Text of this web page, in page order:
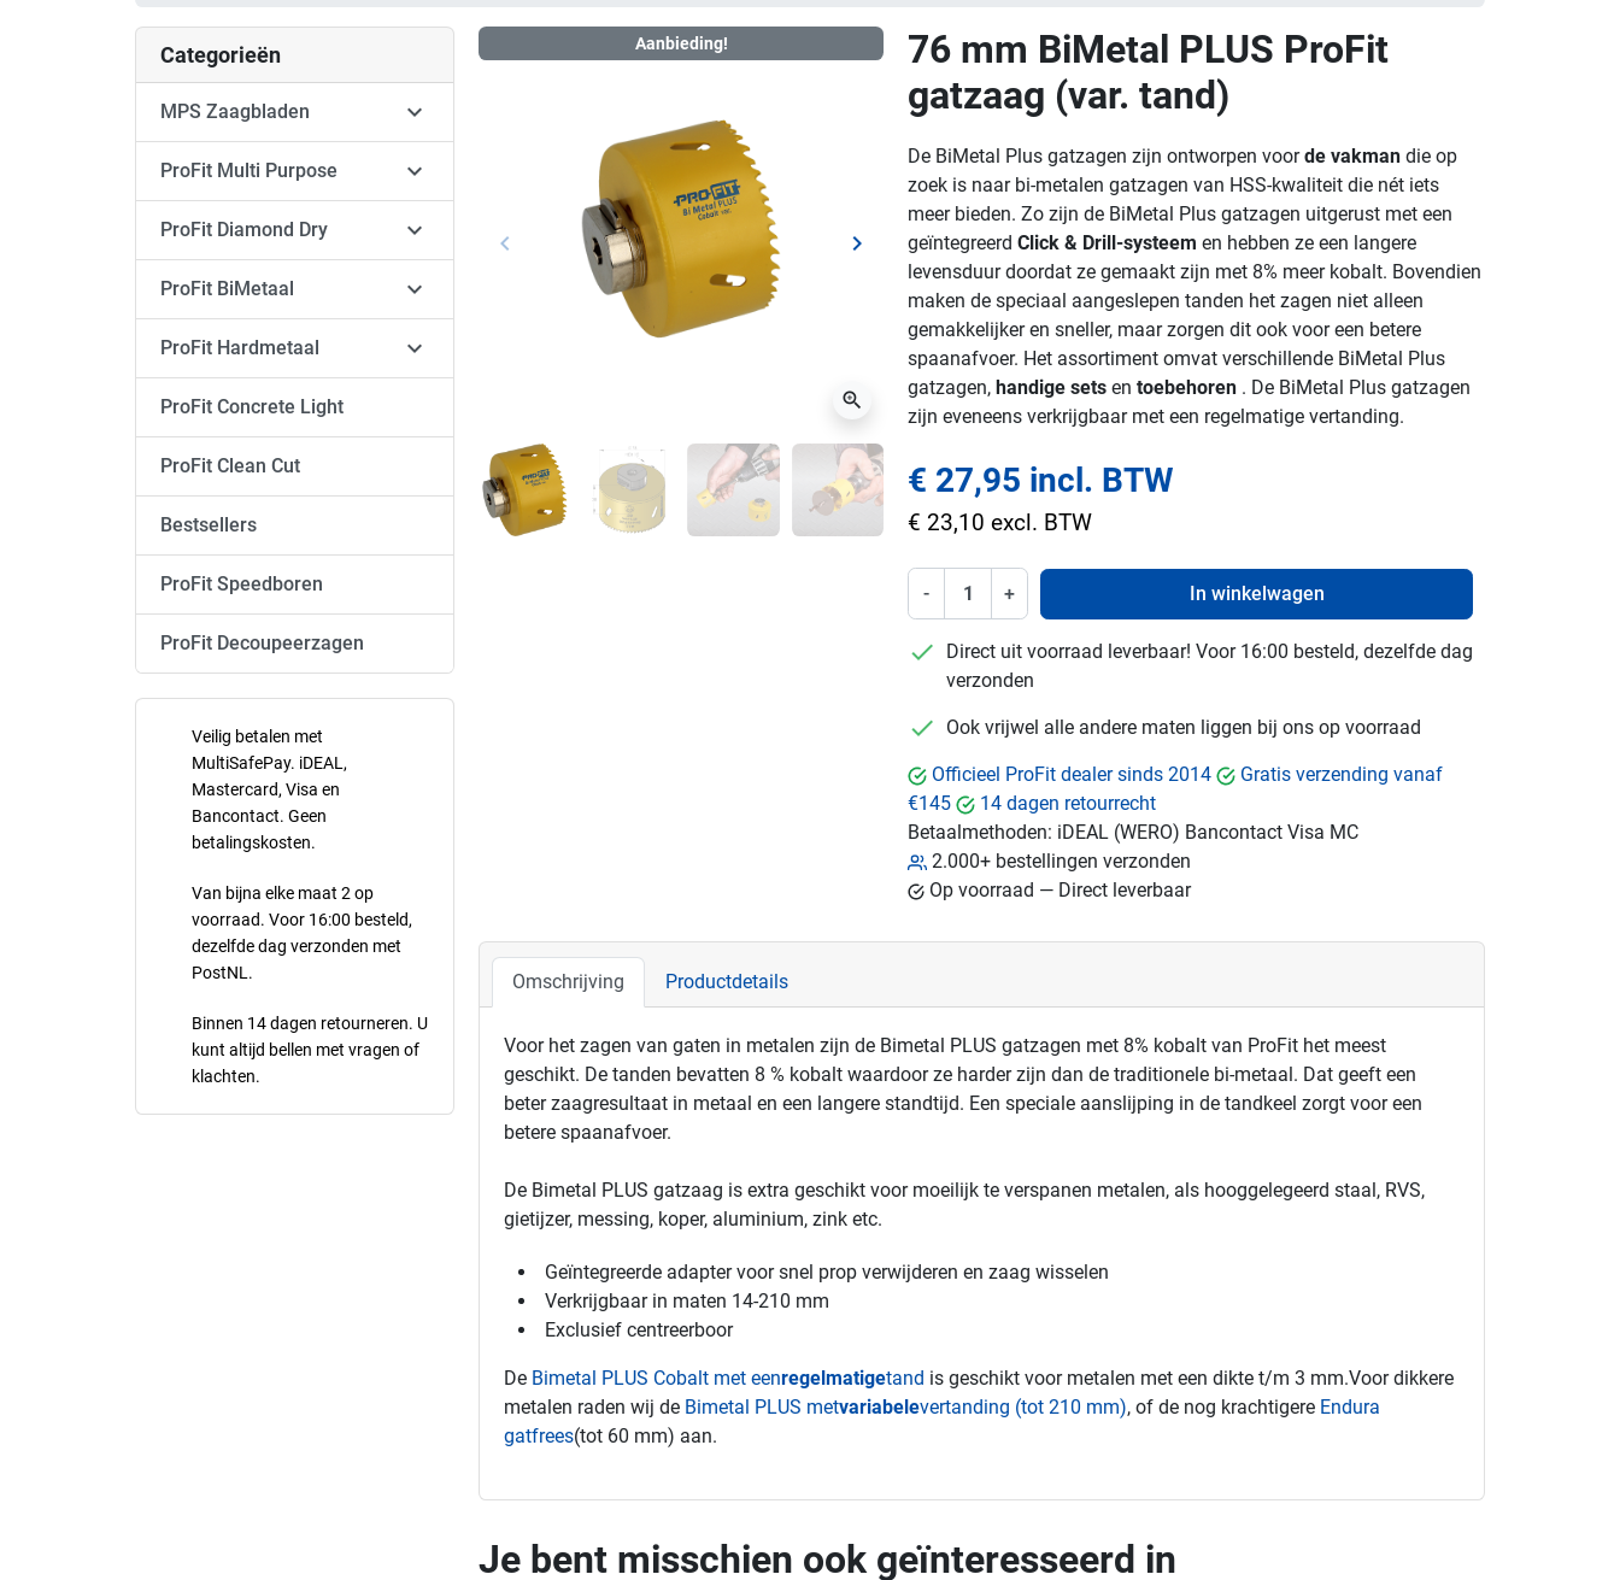
Categorieën
MPS Zaagbladen 
ProFit Multi Purpose 
ProFit Diamond Dry 
ProFit BiMetaal 
ProFit Hardmetaal 
ProFit Concrete Light
ProFit Clean Cut
Bestsellers
ProFit Speedboren
ProFit Decoupeerzagen
Veilig betalen met
MultiSafePay. iDEAL,
Mastercard, Visa en
Bancontact. Geen
betalingskosten.
Van bijna elke maat 2 op
voorraad. Voor 16:00 besteld,
dezelfde dag verzonden met
PostNL.
Binnen 14 dagen retourneren. U
kunt altijd bellen met vragen of
klachten.
Aanbieding!
Vorige
keyboard_arrow_left Volgende
keyboard_arrow_right
zoom_in
76 mm BiMetal PLUS ProFit
gatzaag (var. tand)
De BiMetal Plus gatzagen zijn ontworpen voor de vakman die op
zoek is naar bi-metalen gatzagen van HSS-kwaliteit die nét iets
meer bieden. Zo zijn de BiMetal Plus gatzagen uitgerust met een
geïntegreerd Click & Drill-systeem en hebben ze een langere
levensduur doordat ze gemaakt zijn met 8% meer kobalt. Bovendien
maken de speciaal aangeslepen tanden het zagen niet alleen
gemakkelijker en sneller, maar zorgen dit ook voor een betere
spaanafvoer. Het assortiment omvat verschillende BiMetal Plus
gatzagen, handige sets en toebehoren . De BiMetal Plus gatzagen
zijn eveneens verkrijgbaar met een regelmatige vertanding.
€ 27,95 incl. BTW
€ 23,10 excl. BTW
- + In winkelwagen
checkmark
Direct uit voorraad leverbaar! Voor 16:00 besteld, dezelfde dag
verzonden
checkmark
Ook vrijwel alle andere maten liggen bij ons op voorraad
Officieel ProFit dealer sinds 2014
Gratis verzending vanaf
€145
14 dagen retourrecht
Betaalmethoden: iDEAL (WERO) Bancontact Visa MC
2.000+ bestellingen verzonden
Op voorraad — Direct leverbaar
Omschrijving Productdetails
Voor het zagen van gaten in metalen zijn de Bimetal PLUS gatzagen met 8% kobalt van ProFit het meest
geschikt. De tanden bevatten 8 % kobalt waardoor ze harder zijn dan de traditionele bi-metaal. Dat geeft een
beter zaagresultaat in metaal en een langere standtijd. Een speciale aanslijping in de tandkeel zorgt voor een
betere spaanafvoer.
De Bimetal PLUS gatzaag is extra geschikt voor moeilijk te verspanen metalen, als hooggelegeerd staal, RVS,
gietijzer, messing, koper, aluminium, zink etc.
Geïntegreerde adapter voor snel prop verwijderen en zaag wisselen
Verkrijgbaar in maten 14-210 mm
Exclusief centreerboor
De Bimetal PLUS Cobalt met eenregelmatigetand is geschikt voor metalen met een dikte t/m 3 mm.Voor dikkere
metalen raden wij de Bimetal PLUS metvariabelevertanding (tot 210 mm), of de nog krachtigere Endura
gatfrees(tot 60 mm) aan.
Je bent misschien ook geïnteresseerd in